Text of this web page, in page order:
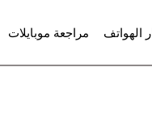
الهواتف مراجعة موبايلات